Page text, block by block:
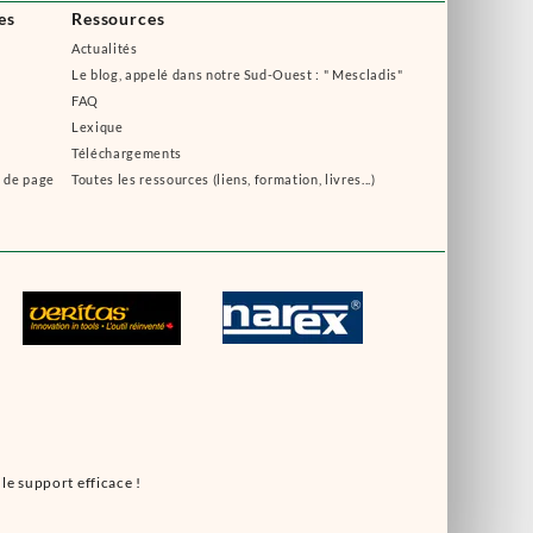
page
Ressources
Actualités
Le blog, appelé dans notre Sud-Ouest : " Mescladis"
FAQ
Lexique
Téléchargements
Toutes les ressources (liens, formation, livres...)
support efficace !